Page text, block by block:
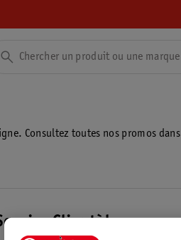
Consultez toutes nos promos dans
Clientèle